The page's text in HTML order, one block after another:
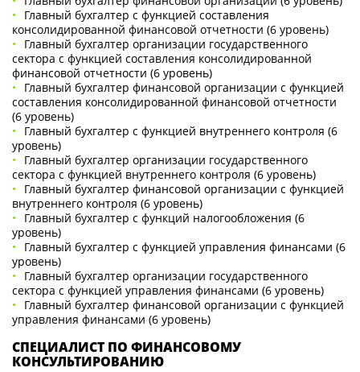
Главный бухгалтер с функцией составления
консолидированной финансовой отчетности (6 уровень)
Главный бухгалтер организации государственного
сектора с функцией составления консолидированной
финансовой отчетности (6 уровень)
Главный бухгалтер финансовой организации с функцией
составления консолидированной финансовой отчетности
(6 уровень)
Главный бухгалтер с функцией внутреннего контроля (6
уровень)
Главный бухгалтер организации государственного
сектора с функцией внутреннего контроля (6 уровень)
Главный бухгалтер финансовой организации с функцией
внутреннего контроля (6 уровень)
Главный бухгалтер с функций налогообложения (6
уровень)
Главный бухгалтер с функцией управления финансами (6
уровень)
Главный бухгалтер организации государственного
сектора с функцией управления финансами (6 уровень)
Главный бухгалтер финансовой организации с функцией
управления финансами (6 уровень)
СПЕЦИАЛИСТ ПО ФИНАНСОВОМУ
КОНСУЛЬТИРОВАНИЮ